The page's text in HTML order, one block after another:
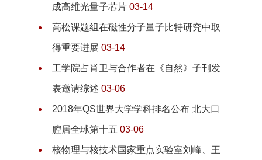
成高维光量子芯片 03-14
高松课题组在磁性分子量子比特研究中取
得重要进展 03-14
工学院占肖卫与合作者在《自然》子刊发
表邀请综述 03-06
2018年QS世界大学学科排名公布 北大口
腔居全球第十五 03-06
核物理与核技术国家重点实验室刘峰、王